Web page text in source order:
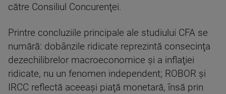
către Consiliul Concurenţei.
Printre concluziile principale ale studiului CFA se
numără: dobânzile ridicate reprezintă consecinţa
dezechilibrelor macroeconomice şi a inflaţiei
ridicate, nu un fenomen independent; ROBOR şi
IRCC reflectă aceeaşi piaţă monetară, însă prin